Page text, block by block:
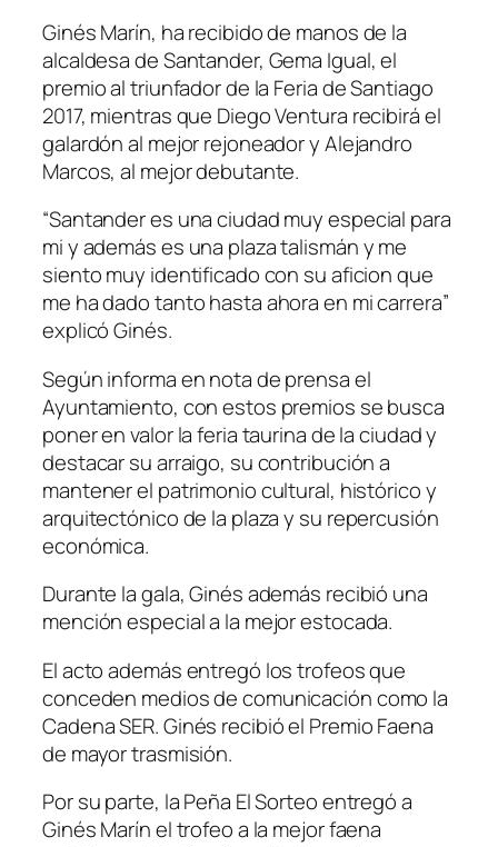
Ginés Marín, ha recibido de manos de la
alcaldesa de Santander, Gema Igual, el
premio al triunfador de la Feria de Santiago
2017, mientras que Diego Ventura recibirá el
galardón al mejor rejoneador y Alejandro
Marcos, al mejor debutante.
“Santander es una ciudad muy especial para
mi y además es una plaza talismán y me
siento muy identificado con su aficion que
me ha dado tanto hasta ahora en mi carrera”
explicó Ginés.
Según informa en nota de prensa el
Ayuntamiento, con estos premios se busca
poner en valor la feria taurina de la ciudad y
destacar su arraigo, su contribución a
mantener el patrimonio cultural, histórico y
arquitectónico de la plaza y su repercusión
económica.
Durante la gala, Ginés además recibió una
mención especial a la mejor estocada.
El acto además entregó los trofeos que
conceden medios de comunicación como la
Cadena SER. Ginés recibió el Premio Faena
de mayor trasmisión.
Por su parte, la Peña El Sorteo entregó a
Ginés Marín el trofeo a la mejor faena